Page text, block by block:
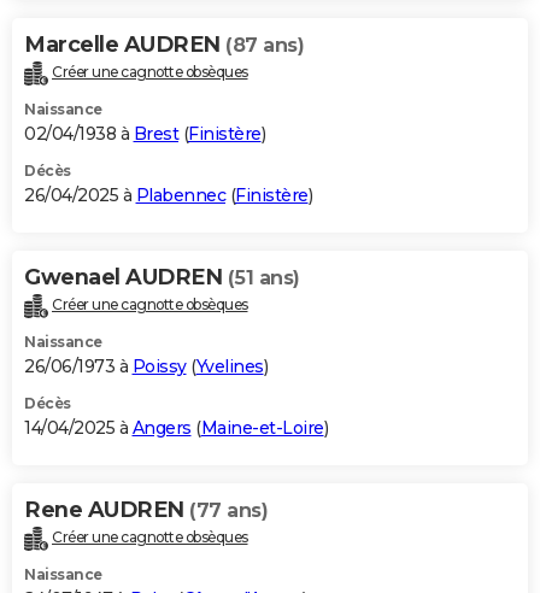
Marcelle AUDREN (87 ans)
Créer une cagnotte obsèques
Naissance
02/04/1938 à Brest(Finistère)
Décès
26/04/2025 à Plabennec(Finistère)
Gwenael AUDREN (51 ans)
Créer une cagnotte obsèques
Naissance
26/06/1973 à Poissy(Yvelines)
Décès
14/04/2025 à Angers (Maine-et-Loire)
Rene AUDREN (77 ans)
Créer une cagnotte obsèques
Naissance